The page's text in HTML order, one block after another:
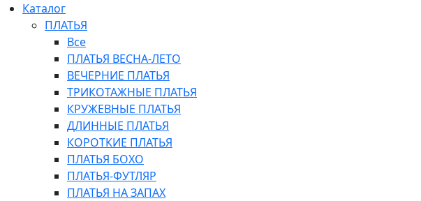
Каталог
ПЛАТЬЯ
Все
ПЛАТЬЯ ВЕСНА-ЛЕТО
ВЕЧЕРНИЕ ПЛАТЬЯ
ТРИКОТАЖНЫЕ ПЛАТЬЯ
КРУЖЕВНЫЕ ПЛАТЬЯ
ДЛИННЫЕ ПЛАТЬЯ
КОРОТКИЕ ПЛАТЬЯ
ПЛАТЬЯ БОХО
ПЛАТЬЯ-ФУТЛЯР
ПЛАТЬЯ НА ЗАПАХ